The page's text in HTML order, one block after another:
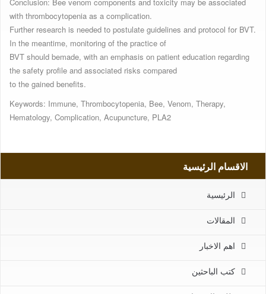
Conclusion: Bee venom components and toxicity may be associated
with thrombocytopenia as a complication.
Further research is needed to postulate guidelines and protocol for BVT.
In the meantime, monitoring of the practice of
BVT should bemade, with an emphasis on patient education regarding
the safety profile and associated risks compared
to the gained benefits.
Keywords: Immune, Thrombocytopenia, Bee, Venom, Therapy,
Hematology, Complication, Acupuncture, PLA2
الاقسام الرئيسية
الرئيسية
المقالات
اهم الاخبار
كتب الباحثين